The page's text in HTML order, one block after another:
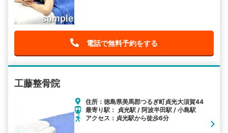
電話で無料予約をする
工藤整骨院
住所：徳島県美馬郡つるぎ町貞光大須賀44
最寄り駅： 貞光駅 / 阿波半田駅 / 小島駅
アクセス：貞光駅から徒歩6分